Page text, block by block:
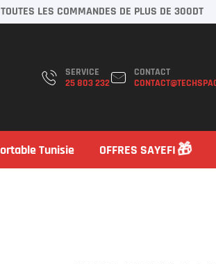
LES COMMANDES DE PLUS DE 300DT
SERVICE
25 803 232
CONTACT
Tunisie OFFRES SAYEFI